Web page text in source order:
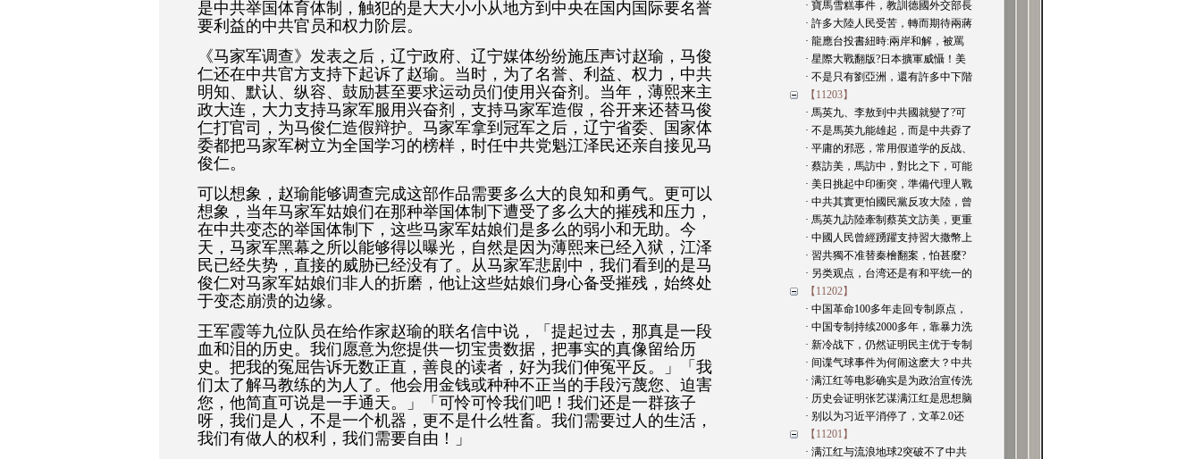
是中共举国体育体制，触犯的是大大小小从地方到中央在国内国际要名誉
要利益的中共官员和权力阶层。
《马家军调查》发表之后，辽宁政府、辽宁媒体纷纷施压声讨赵瑜，马俊
仁还在中共官方支持下起诉了赵瑜。当时，为了名誉、利益、权力，中共
明知、默认、纵容、鼓励甚至要求运动员们使用兴奋剂。当年，薄熙来主
政大连，大力支持马家军服用兴奋剂，支持马家军造假，谷开来还替马俊
仁打官司，为马俊仁造假辩护。马家军拿到冠军之后，辽宁省委、国家体
委都把马家军树立为全国学习的榜样，时任中共党魁江泽民还亲自接见马
俊仁。
可以想象，赵瑜能够调查完成这部作品需要多么大的良知和勇气。更可以
想象，当年马家军姑娘们在那种举国体制下遭受了多么大的摧残和压力，
在中共变态的举国体制下，这些马家军姑娘们是多么的弱小和无助。今
天，马家军黑幕之所以能够得以曝光，自然是因为薄熙来已经入狱，江泽
民已经失势，直接的威胁已经没有了。 从马家军悲剧中，我们看到的是马
俊仁对马家军姑娘们非人的折磨，他让这些姑娘们身心备受摧残，始终处
于变态崩溃的边缘。
王军霞等九位队员在给作家赵瑜的联名信中说，「提起过去，那真是一段
血和泪的历史。我们愿意为您提供一切宝贵数据，把事实的真像留给历
史。把我的冤屈告诉无数正直，善良的读者，好为我们伸冤平反。」「我
们太了解马教练的为人了。他会用金钱或种种不正当的手段污蔑您、迫害
您，他简直可说是一手通天。」「可怜可怜我们吧！我们还是一群孩子
呀，我们是人，不是一个机器，更不是什么牲畜。我们需要过人的生活，
我们有做人的权利，我们需要自由！」
· 寶馬雪糕事件，教訓德國外交部長
· 許多大陸人民受苦，轉而期待兩蔣
· 龍應台投書紐時:兩岸和解，被罵
· 星際大戰翻版?日本擴軍威懾！美
· 不是只有劉亞洲，還有許多中下階
【11203】
· 馬英九、李敖到中共國就變了?可
· 不是馬英九能雄起，而是中共孬了
· 平庸的邪恶，常用假道学的反战、
· 蔡訪美，馬訪中，對比之下，可能
· 美日挑起中印衝突，準備代理人戰
· 中共其實更怕國民黨反攻大陸，曾
· 馬英九訪陸牽制蔡英文訪美，更重
· 中國人民曾經踴躍支持習大撒幣上
· 習共獨不准替秦檜翻案，怕甚麼?
· 另类观点，台湾还是有和平统一的
【11202】
· 中国革命100多年走回专制原点，
· 中国专制持续2000多年，靠暴力洗
· 新冷战下，仍然证明民主优于专制
· 间谍气球事件为何闹这麽大？中共
· 满江红等电影确实是为政治宣传洗
· 历史会证明张艺谋满江红是思想脑
· 别以为习近平消停了，文革2.0还
【11201】
· 满江红与流浪地球2突破不了中共